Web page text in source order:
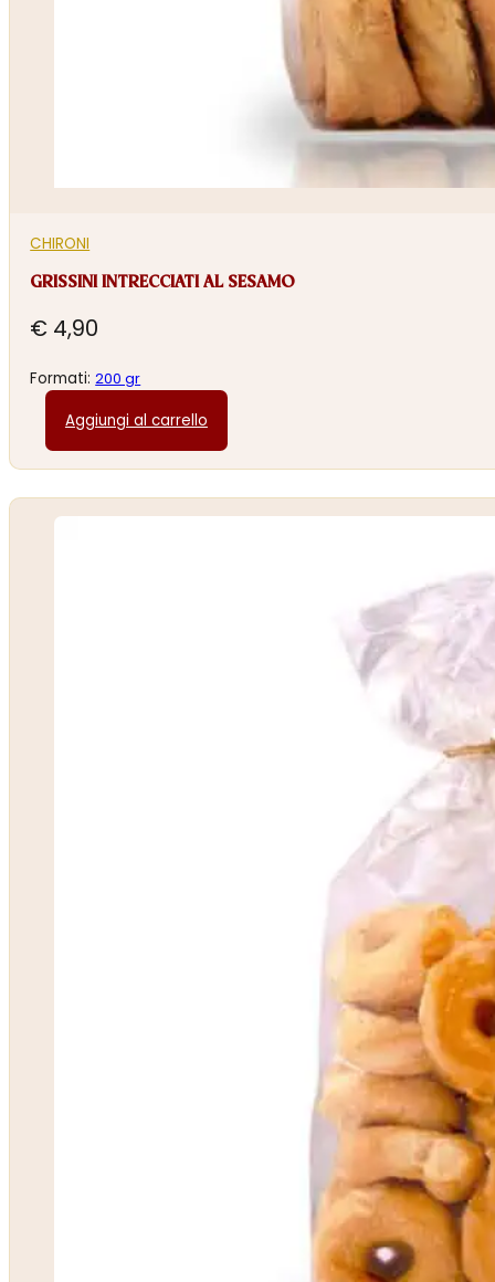
CHIRONI
GRISSINI INTRECCIATI AL SESAMO
€ 4,90
Formati:200 gr
Aggiungi al carrello